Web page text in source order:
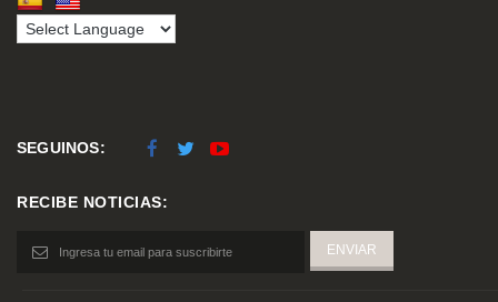
SEGUINOS:
RECIBE NOTICIAS: